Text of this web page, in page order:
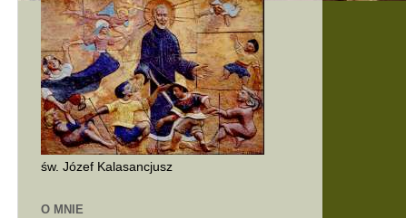
św. Józef Kalasancjusz
O MNIE